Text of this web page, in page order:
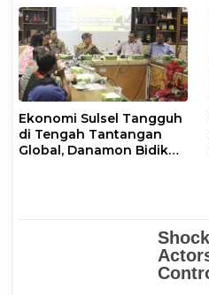
Dunia
Ekonomi Sulsel Tangguh
di Tengah Tantangan
Global, Danamon Bidik